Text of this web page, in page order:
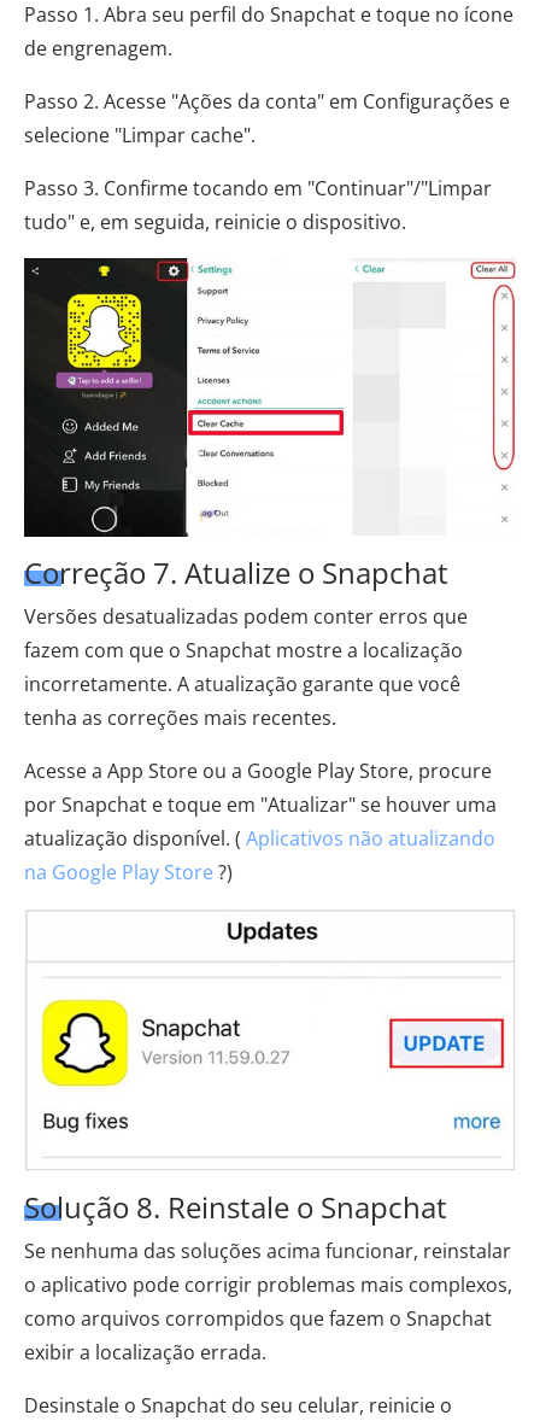
Passo 1. Abra seu perfil do Snapchat e toque no ícone
de engrenagem.
Passo 2. Acesse "Ações da conta" em Configurações e
selecione "Limpar cache".
Passo 3. Confirme tocando em "Continuar"/"Limpar
tudo" e, em seguida, reinicie o dispositivo.
Correção 7. Atualize o Snapchat
Versões desatualizadas podem conter erros que
fazem com que o Snapchat mostre a localização
incorretamente. A atualização garante que você
tenha as correções mais recentes.
Acesse a App Store ou a Google Play Store, procure
por Snapchat e toque em "Atualizar" se houver uma
atualização disponível. ( Aplicativos não atualizando
na Google Play Store ?)
Solução 8. Reinstale o Snapchat
Se nenhuma das soluções acima funcionar, reinstalar
o aplicativo pode corrigir problemas mais complexos,
como arquivos corrompidos que fazem o Snapchat
exibir a localização errada.
Desinstale o Snapchat do seu celular, reinicie o